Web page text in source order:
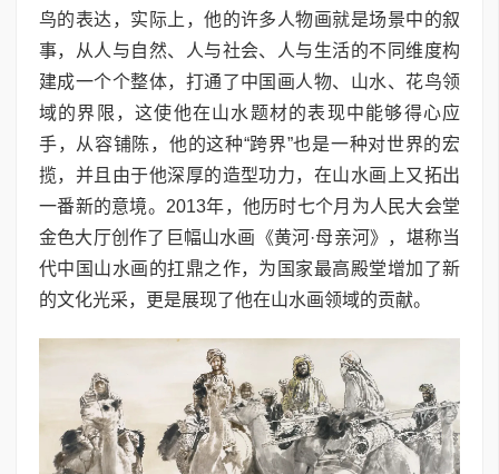
鸟的表达，实际上，他的许多人物画就是场景中的叙
事，从人与自然、人与社会、人与生活的不同维度构
建成一个个整体，打通了中国画人物、山水、花鸟领
域的界限，这使他在山水题材的表现中能够得心应
手，从容铺陈，他的这种“跨界”也是一种对世界的宏
揽，并且由于他深厚的造型功力，在山水画上又拓出
一番新的意境。2013年，他历时七个月为人民大会堂
金色大厅创作了巨幅山水画《黄河·母亲河》，堪称当
代中国山水画的扛鼎之作，为国家最高殿堂增加了新
的文化光采，更是展现了他在山水画领域的贡献。